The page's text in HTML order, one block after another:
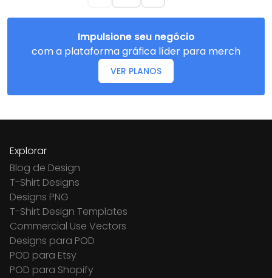
Impulsione seu negócio
com a plataforma gráfica líder para merch
VER PLANOS
Explorar
Blog de Design
T-Shirt Designs
Designs PNG
T-Shirt Design Templates
Commercial Use Vectors
Designs para POD
POD para Etsy
POD para Shopify